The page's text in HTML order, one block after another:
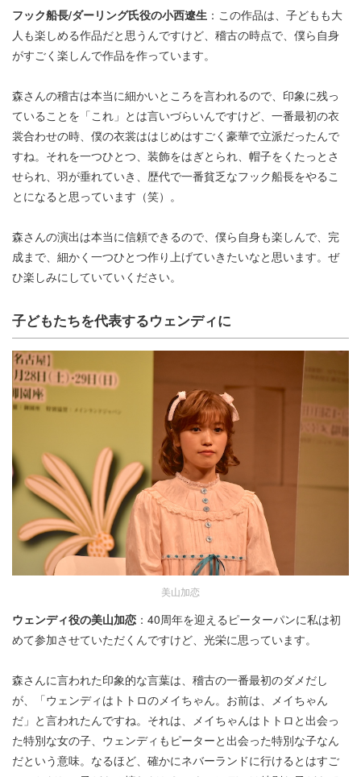
フック船長/ダーリング氏役の小西遼生 ：この作品は、子どもも大
人も楽しめる作品だと思うんですけど、稽古の時点で、僕ら自身
がすごく楽しんで作品を作っています。
森さんの稽古は本当に細かいところを言われるので、印象に残っ
ていることを「これ」とは言いづらいんですけど、一番最初の衣
裳合わせの時、僕の衣裳ははじめはすごく豪華で立派だったんで
すね。それを一つひとつ、装飾をはぎとられ、帽子をくたっとさ
せられ、羽が垂れていき、歴代で一番貧乏なフック船長をやるこ
とになると思っています（笑）。
森さんの演出は本当に信頼できるので、僕ら自身も楽しんで、完
成まで、細かく一つひとつ作り上げていきたいなと思います。ぜ
ひ楽しみにしていていください。
子どもたちを代表するウェンディに
美山加恋
ウェンディ役の美山加恋 ：40周年を迎えるピーターパンに私は初
めて参加させていただくんですけど、光栄に思っています。
森さんに言われた印象的な言葉は、稽古の一番最初のダメだし
が、「ウェンディはトトロのメイちゃん。お前は、メイちゃん
だ」と言われたんですね。それは、メイちゃんはトトロと出会っ
た特別な女の子、ウェンディもピーターと出会った特別な子なん
だという意味。なるほど、確かにネバーランドに行けるとはすご